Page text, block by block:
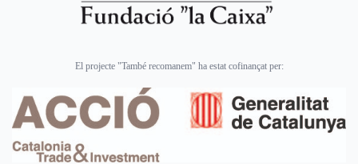
El projecte "També recomanem" ha estat cofinançat per: